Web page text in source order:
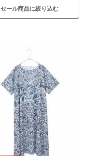
セール商品に絞り込む